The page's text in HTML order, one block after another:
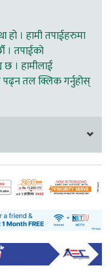
हो । हामी तपाईहरुमा
। तपाईको
छ । हामीलाई
पढ्न तल क्लिक गर्नुहोस्